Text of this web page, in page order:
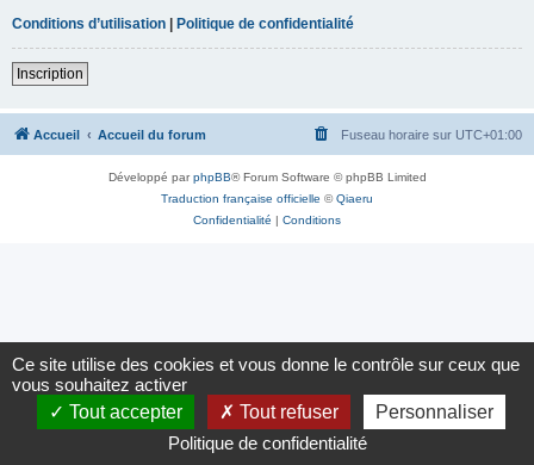
Conditions d’utilisation | Politique de confidentialité
Inscription
Accueil Accueil du forum Fuseau horaire sur UTC+01:00
Développé parphpBB® Forum Software © phpBB Limited
Traduction française officielle ©Qiaeru
Confidentialité | Conditions
Ce site utilise des cookies et vous donne le contrôle sur ceux que
vous souhaitez activer
Tout accepter
Tout refuser
Personnaliser
Politique de confidentialité